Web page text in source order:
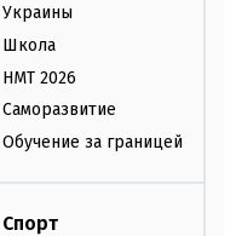
Украины
Школа
НМТ 2026
Саморазвитие
Обучение за границей
Спорт